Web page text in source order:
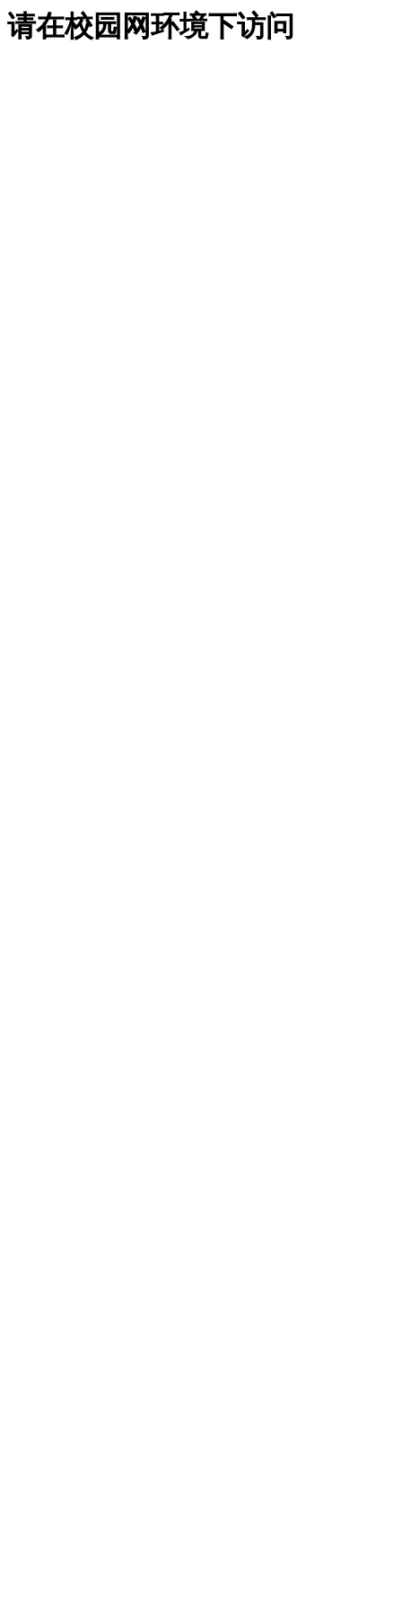
请在校园网环境下访问